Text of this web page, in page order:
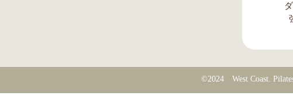
©2024 West Coast.